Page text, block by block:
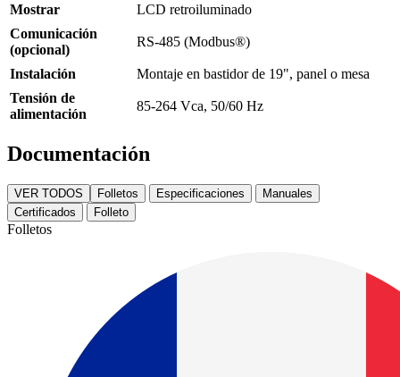
Mostrar
LCD retroiluminado
Comunicación
(opcional)
RS-485 (Modbus®)
Instalación
Montaje en bastidor de 19", panel o mesa
Tensión de
alimentación
85-264 Vca, 50/60 Hz
Documentación
VER TODOS Folletos Especificaciones
Manuales
Certificados
Folleto
Folletos